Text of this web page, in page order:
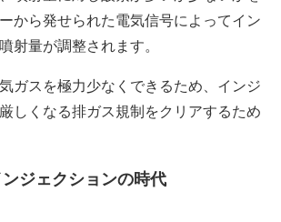
から発せられた電気信号によってイン
射量が調整されます。
ガスを極力少なくできるため、インジ
しくなる排ガス規制をクリアするため
ジェクションの時代